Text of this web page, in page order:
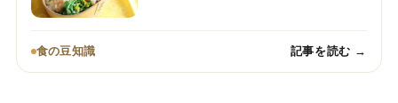
食の豆知識 記事を読む →